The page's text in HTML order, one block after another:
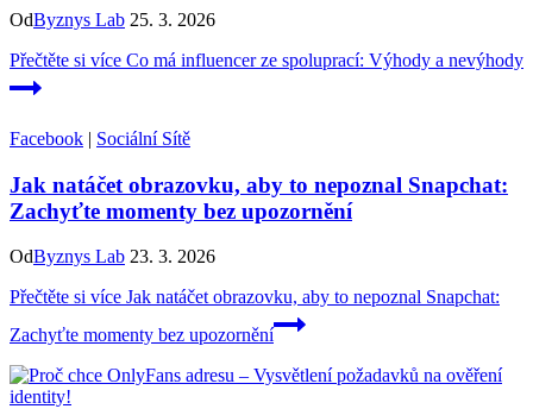
OdByznys Lab 25. 3. 2026
Přečtěte si více Co má influencer ze spoluprací: Výhody a nevýhody
Facebook | Sociální Sítě
Jak natáčet obrazovku, aby to nepoznal Snapchat:
Zachyťte momenty bez upozornění
OdByznys Lab 23. 3. 2026
Přečtěte si více Jak natáčet obrazovku, aby to nepoznal Snapchat:
Zachyťte momenty bez upozornění